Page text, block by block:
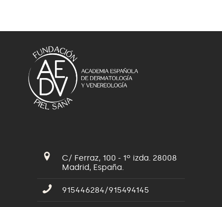
C/ Ferraz, 100 - 1º izda. 28008
Madrid, España.
915446284/915494145